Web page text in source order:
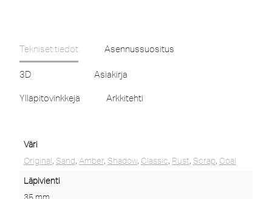
Tekniset tiedot Asennussuositus
3D Asiakirja
Ylläpitovinkkejä Arkkitehti
Väri
Original, Sand, Amber, Shadow, Classic, Rust, Scrap, Coal
Läpivienti